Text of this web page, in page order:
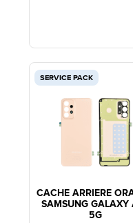
SERVICE PACK
CACHE ARRIERE
SAMSUNG GALAXY
5G